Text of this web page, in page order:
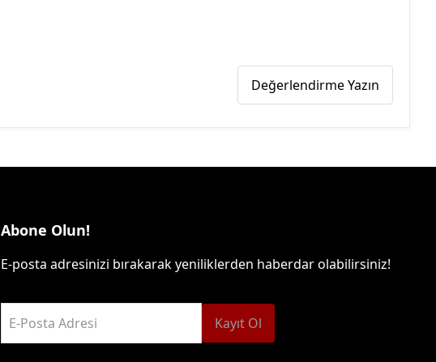
Değerlendirme Yazın
Abone Olun!
E-posta adresinizi bırakarak yeniliklerden haberdar olabilirsiniz!
E-Posta Adresi Kayıt Ol